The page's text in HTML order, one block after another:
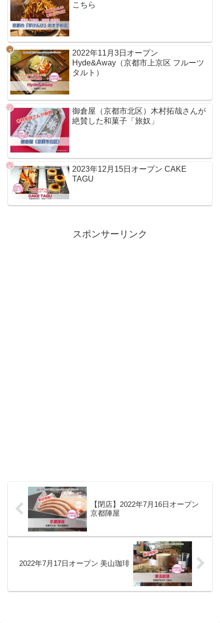
こちら
2022年11月3日オープン
Hyde&Away（京都市上京区 フルーツ
タルト）
御倉屋（京都市北区）木村拓哉さんが
絶賛した和菓子「旅奴」
2023年12月15日オープン CAKE
TAGU
スポンサーリンク
【閉店】2022年7月16日オープン
京都陣屋
2022年7月17日オープン 美山珈琲